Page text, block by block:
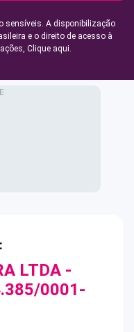
sensíveis. A disponibilização
e o direito de acesso à
Clique aqui.
LTDA -
0001-